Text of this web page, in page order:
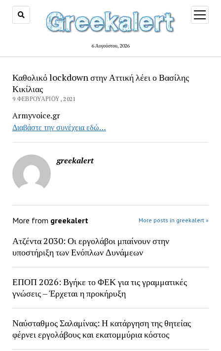
6 Αυγούστου, 2026
open
menu
Καθολικό lockdown στην Αττική λέει ο Βασίλης
Κικίλιας
9 ΦΕΒΡΟΥΑΡΊΟΥ, 2021
Armyvoice.gr
Διαβάστε την συνέχεια εδώ…
greekalert
More from greekalert More posts in greekalert »
Ατζέντα 2030: Οι εργολάβοι μπαίνουν στην
υποστήριξη των Ενόπλων Δυνάμεων
ΕΠΟΠ 2026: Βγήκε το ΦΕΚ για τις γραμματικές
γνώσεις – Έρχεται η προκήρυξη
Ναύσταθμος Σαλαμίνας: Η κατάργηση της θητείας
φέρνει εργολάβους και εκατομμύρια κόστος